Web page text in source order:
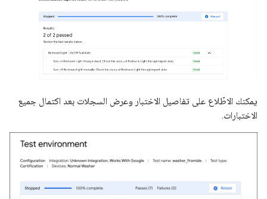
يمكنك الاطّلاع على تفاصيل الاختبار وعرض السجلات بعد اكتمال جميع
الاختبارات.